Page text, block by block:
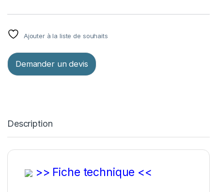
Ajouter à la liste de souhaits
Demander un devis
Description
>> Fiche technique <<